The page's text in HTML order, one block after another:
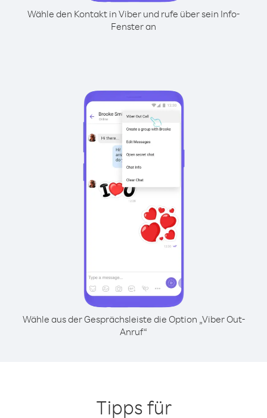
Wähle den Kontakt in Viber und rufe über sein Info-
Fenster an
Wähle aus der Gesprächsleiste die Option „Viber Out-
Anruf“
Tipps für